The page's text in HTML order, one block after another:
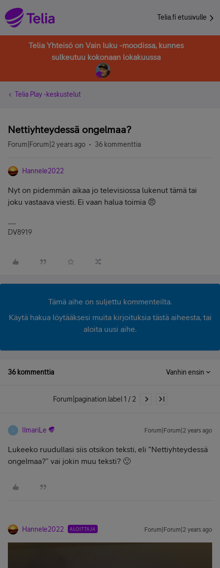
Telia.fi etusivulle
Telia Yhteisö on Vain luku -moodissa, kunnes
sulkeutuu kokonaan lokakuussa
Telia Play -keskustelut
Nettiyhteydessä ongelmaa?
Forum|Forum|2 years ago 36 kommenttia
Hannele2022
Nyt on pidemmän aikaa jo televisiossa lukenut tämä tai
joku vastaava viesti. Ei vaan halua toimia 😠
DV8919
Tämä aihe on suljettu kommenteilta.
Käytä hakua löytääksesi muita kirjoituksia tästä aiheesta, tai
aloita uusi aihe.
36 kommenttia Vanhin ensin
Forum|pagination.label 1 / 2
IlmariLe Forum|Forum|2 years ago
Lukeeko ruudullasi siis otsikon teksti, eli “Nettiyhteydessä
ongelmaa?” vai jokin muu teksti? 🙂
Hannele2022 ALOITTAJA Forum|Forum|2 years ago